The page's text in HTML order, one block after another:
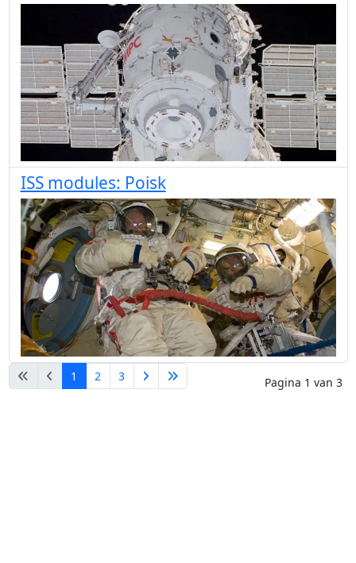
ISS modules: Poisk
Pagina 1 van 3
1 2 3